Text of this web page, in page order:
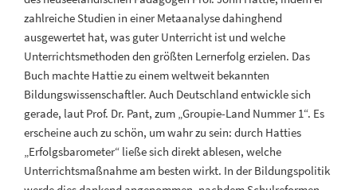
zahlreiche Studien in einer Metaanalyse dahinghend
ausgewertet hat, was guter Unterricht ist und welche
Unterrichtsmethoden den größten Lernerfolg erzielen. Das
Buch machte Hattie zu einem weltweit bekannten
Bildungswissenschaftler. Auch Deutschland entwickle sich
gerade, laut Prof. Dr. Pant, zum „Groupie-Land Nummer 1“. Es
erscheine auch zu schön, um wahr zu sein: durch Hatties
„Erfolgsbarometer“ ließe sich direkt ablesen, welche
Unterrichtsmaßnahme am besten wirkt. In der Bildungspolitik